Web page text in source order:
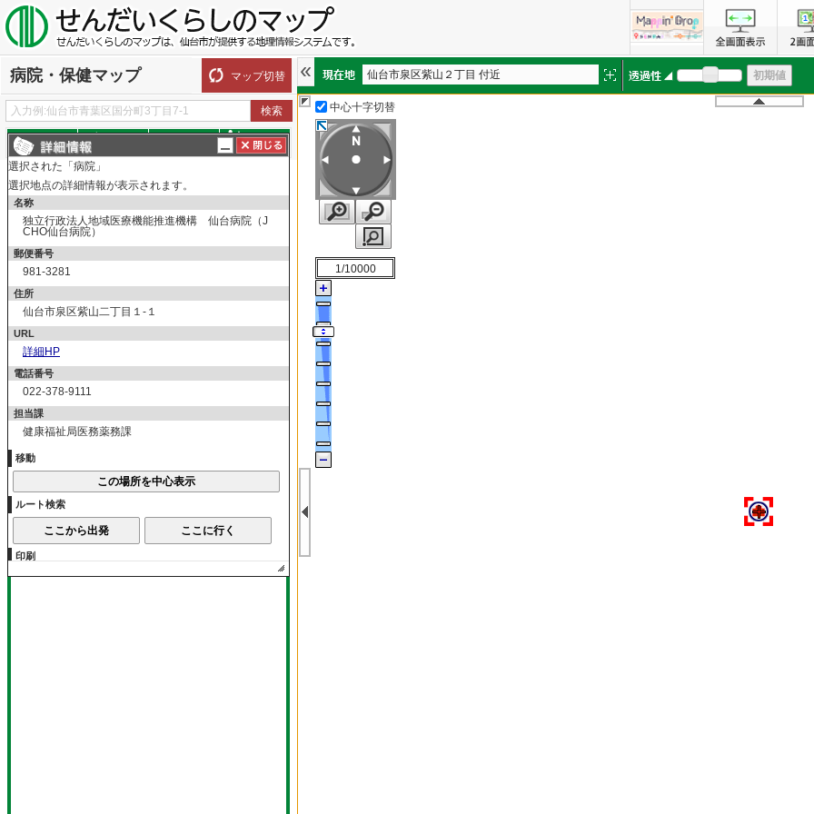
病院・保健マップ マップ切替
探す ルート
表示切替
病院
病院
診療所
献血ルーム
献血ルーム
仙台市泉区紫山２丁目 付近
中心十字切替
1/10000
選択された「病院」
選択地点の詳細情報が表示されます。
名称
独立行政法人地域医療機能推進機構 仙台病院（J
CHO仙台病院）
郵便番号
981-3281
住所
仙台市泉区紫山二丁目１-１
URL
詳細HP
電話番号
022-378-9111
担当課
健康福祉局医務薬務課
移動
ルート検索
印刷